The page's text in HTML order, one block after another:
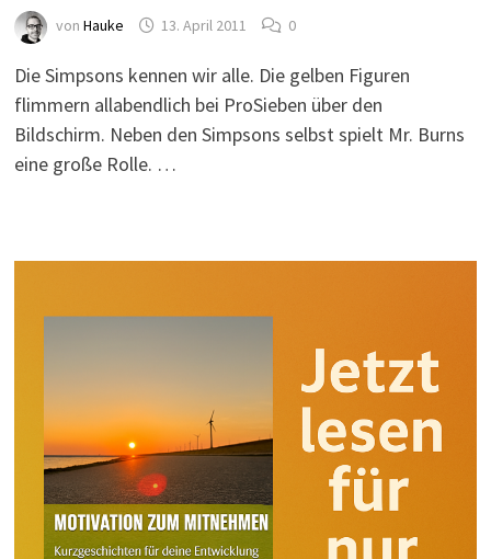
von Hauke 13. April 2011 0
Die Simpsons kennen wir alle. Die gelben Figuren
flimmern allabendlich bei ProSieben über den
Bildschirm. Neben den Simpsons selbst spielt Mr. Burns
eine große Rolle. …